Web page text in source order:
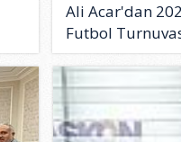
Ali Acar'dan
Futbol